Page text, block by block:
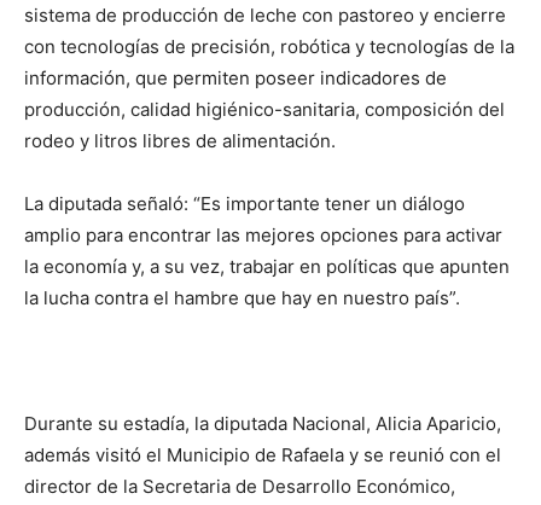
sistema de producción de leche con pastoreo y encierre
con tecnologías de precisión, robótica y tecnologías de la
información, que permiten poseer indicadores de
producción, calidad higiénico-sanitaria, composición del
rodeo y litros libres de alimentación.
La diputada señaló: “Es importante tener un diálogo
amplio para encontrar las mejores opciones para activar
la economía y, a su vez, trabajar en políticas que apunten
la lucha contra el hambre que hay en nuestro país”.
Durante su estadía, la diputada Nacional, Alicia Aparicio,
además visitó el Municipio de Rafaela y se reunió con el
director de la Secretaria de Desarrollo Económico,